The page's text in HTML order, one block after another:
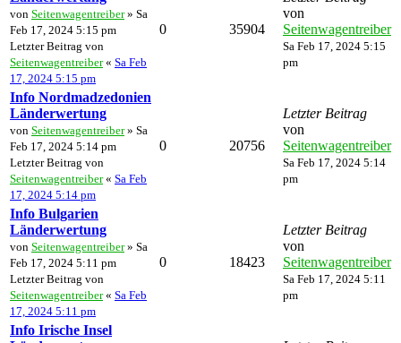
von Seitenwagentreiber» Sa
Feb 17, 2024 5:15 pm
Letzter Beitrag von
Seitenwagentreiber« Sa Feb
17, 2024 5:15 pm
0 35904
von
Seitenwagentreiber
Sa Feb 17, 2024 5:15
pm
Info Nordmadzedonien
Länderwertung
von Seitenwagentreiber» Sa
Feb 17, 2024 5:14 pm
Letzter Beitrag von
Seitenwagentreiber« Sa Feb
17, 2024 5:14 pm
0 20756
Letzter Beitrag
von
Seitenwagentreiber
Sa Feb 17, 2024 5:14
pm
Info Bulgarien
Länderwertung
von Seitenwagentreiber» Sa
Feb 17, 2024 5:11 pm
Letzter Beitrag von
Seitenwagentreiber« Sa Feb
17, 2024 5:11 pm
0 18423
Letzter Beitrag
von
Seitenwagentreiber
Sa Feb 17, 2024 5:11
pm
Info Irische Insel